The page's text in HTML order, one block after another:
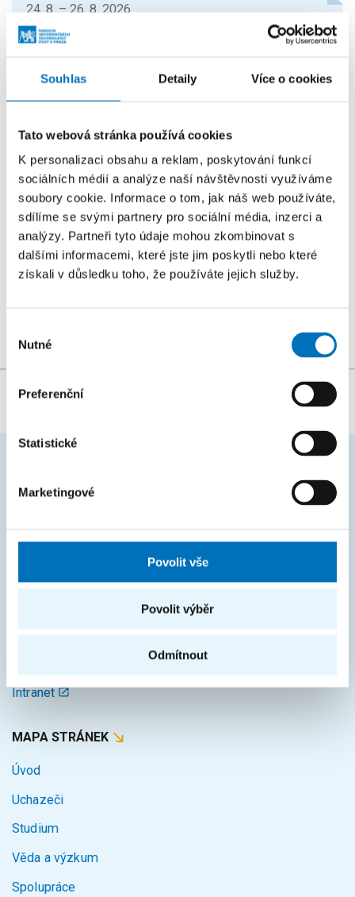
Souhlas Detaily Více o cookies
Tato webová stránka používá cookies
K personalizaci obsahu a reklam, poskytování funkcí
sociálních médií a analýze naší návštěvnosti využíváme
soubory cookie. Informace o tom, jak náš web používáte,
sdílíme se svými partnery pro sociální média, inzerci a
analýzy. Partneři tyto údaje mohou zkombinovat s
dalšími informacemi, které jste jim poskytli nebo které
získali v důsledku toho, že používáte jejich služby.
souhlasu
Nutné
Preferenční
Statistické
Marketingové
Povolit vše
Povolit výběr
Odmítnout
24. 8. – 26. 8. 2026
Prague Stringology Conference 2026
Přednášky zahraničních odborníků z oblasti
stringologie a dalších příbuzných témat si můžete
26. 8. – 27. 8. 2026
Summer Stringmasters 2026
KONFERENCE
StringMasters sdružuje výzkumné pracovníky v oblasti
řetězcových algoritmů na všech úrovních (starší,
Za obsah stránky zodpovídá: Bc. Veronika Dvořáková
ČASTO HLEDÁTE
Studijní oddělení
Intranet
MAPA STRÁNEK
Úvod
Uchazeči
Studium
Věda a výzkum
Spolupráce